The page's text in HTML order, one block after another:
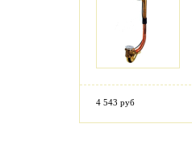
4 543 руб